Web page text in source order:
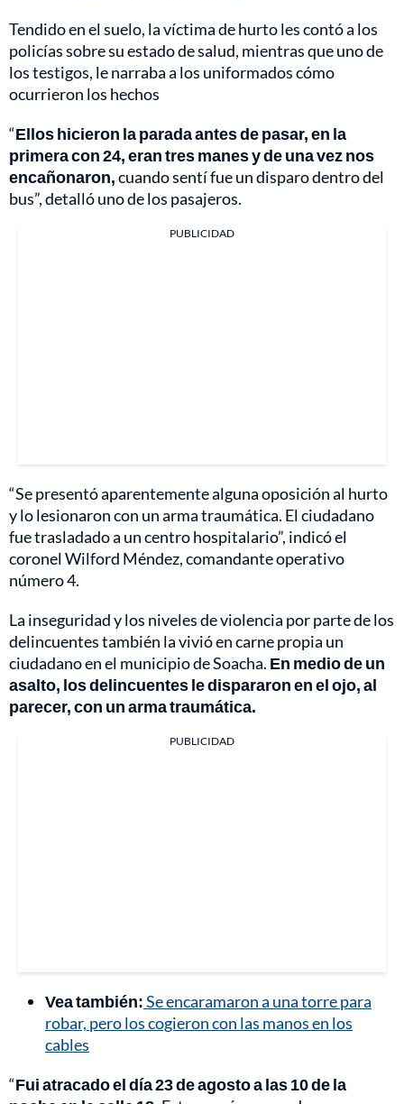
Tendido en el suelo, la víctima de hurto les contó a los
policías sobre su estado de salud, mientras que uno de
los testigos, le narraba a los uniformados cómo
ocurrieron los hechos
“Ellos hicieron la parada antes de pasar, en la
primera con 24, eran tres manes y de una vez nos
encañonaron,cuando sentí fue un disparo dentro del
bus”, detalló uno de los pasajeros.
PUBLICIDAD
“Se presentó aparentemente alguna oposición al hurto
y lo lesionaron con un arma traumática. El ciudadano
fue trasladado a un centro hospitalario”, indicó el
coronel Wilford Méndez, comandante operativo
número 4.
La inseguridad y los niveles de violencia por parte de los
delincuentes también la vivió en carne propia un
ciudadano en el municipio de Soacha. En medio de un
asalto, los delincuentes le dispararon en el ojo, al
parecer, con un arma traumática.
PUBLICIDAD
Vea también:Se encaramaron a una torre para
robar, pero los cogieron con las manos en los
cables
“Fui atracado el día 23 de agosto a las 10 de la